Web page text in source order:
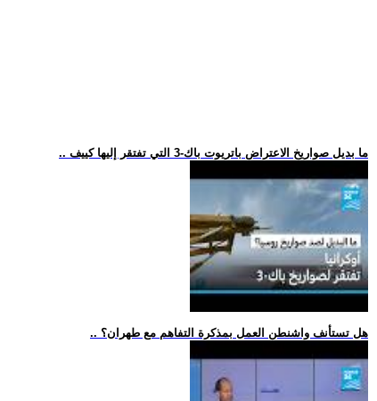
.. ما بديل صواريخ الاعتراض باتريوت باك-3 التي تفتقر إليها كييف
.. هل تستأنف واشنطن العمل بمذكرة التفاهم مع طهران؟